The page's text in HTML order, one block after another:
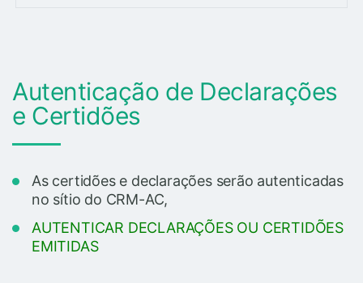
Autenticação de Declarações
e Certidões
As certidões e declarações serão autenticadas
no sítio do CRM-AC,
AUTENTICAR DECLARAÇÕES OU CERTIDÕES
EMITIDAS